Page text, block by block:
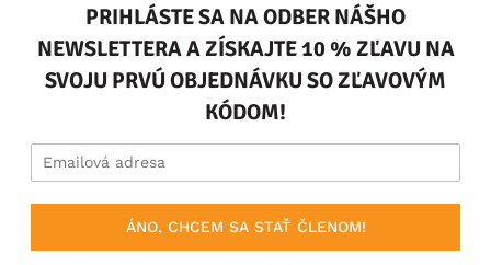
PRIHLÁSTE SA NA ODBER NÁŠHO
NEWSLETTERA A ZÍSKAJTE 10 % ZĽAVU NA
SVOJU PRVÚ OBJEDNÁVKU SO ZĽAVOVÝM
KÓDOM!
ÁNO, CHCEM SA STAŤ ČLENOM!